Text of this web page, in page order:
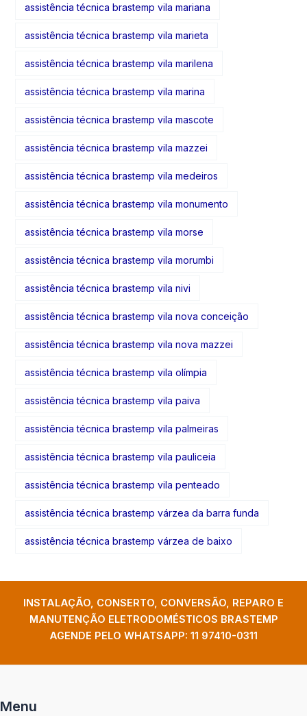
assistência técnica brastemp vila mariana
assistência técnica brastemp vila marieta
assistência técnica brastemp vila marilena
assistência técnica brastemp vila marina
assistência técnica brastemp vila mascote
assistência técnica brastemp vila mazzei
assistência técnica brastemp vila medeiros
assistência técnica brastemp vila monumento
assistência técnica brastemp vila morse
assistência técnica brastemp vila morumbi
assistência técnica brastemp vila nivi
assistência técnica brastemp vila nova conceição
assistência técnica brastemp vila nova mazzei
assistência técnica brastemp vila olímpia
assistência técnica brastemp vila paiva
assistência técnica brastemp vila palmeiras
assistência técnica brastemp vila pauliceia
assistência técnica brastemp vila penteado
assistência técnica brastemp várzea da barra funda
assistência técnica brastemp várzea de baixo
INSTALAÇÃO, CONSERTO, CONVERSÃO, REPARO E
MANUTENÇÃO ELETRODOMÉSTICOS BRASTEMP
AGENDE PELO WHATSAPP: 11 97410-0311
Menu